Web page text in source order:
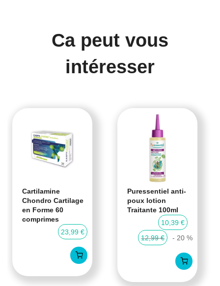
Ca peut vous
intéresser
Cartilamine
Chondro Cartilage
en Forme 60
comprimes
23,99 €
Puressentiel anti-
poux lotion
Traitante 100ml
10,39 €
12,99 €
- 20 %